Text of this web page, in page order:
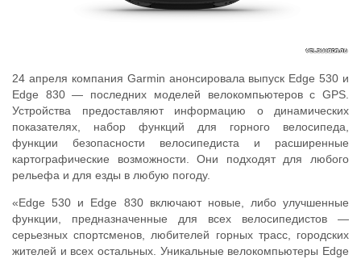
24 апреля компания Garmin анонсировала выпуск Edge 530 и
Edge 830 — последних моделей велокомпьютеров с GPS.
Устройства предоставляют информацию о динамических
показателях, набор функций для горного велосипеда,
функции безопасности велосипедиста и расширенные
картографические возможности. Они подходят для любого
рельефа и для езды в любую погоду.
«Edge 530 и Edge 830 включают новые, либо улучшенные
функции, предназначенные для всех велосипедистов —
серьезных спортсменов, любителей горных трасс, городских
жителей и всех остальных. Уникальные велокомпьютеры Edge